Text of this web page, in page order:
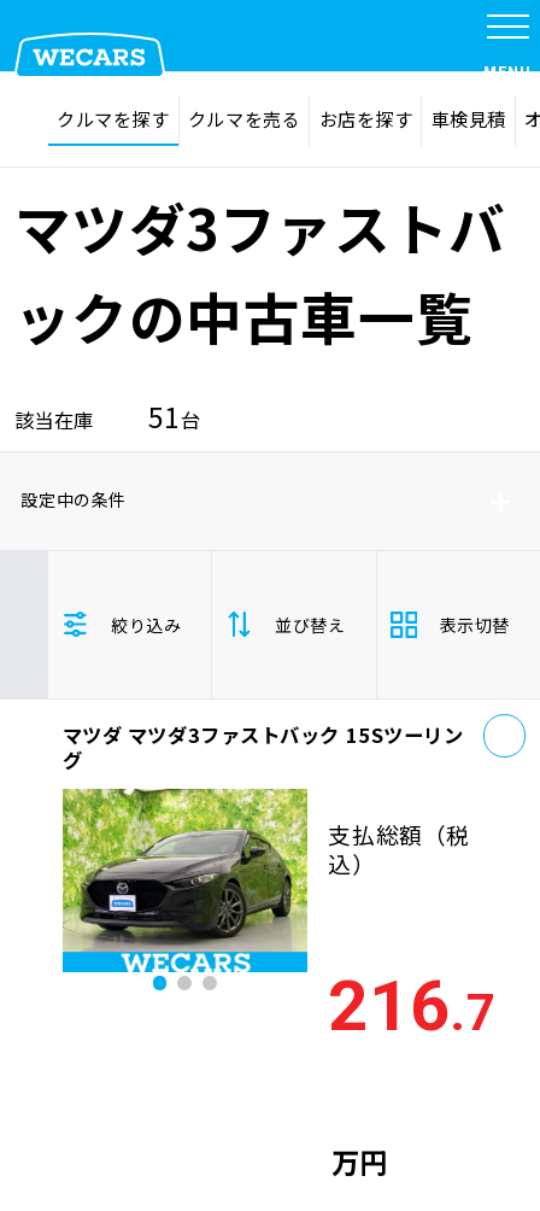
在庫検索 サイト内検索
MENU
クルマを探す
品質管理とサポート体制
お問い合わせ
企業情報 採用情報
0120-733-500
クルマを探す クルマを売る お店を探す 車検見積
マツダ3ファストバ
ックの中古車一覧
該当在庫 51台
設定中の条件
コンパクトカー
絞り込み 並び替え
支払総
安い順 高
年式 新しい順
走行距
離
少ない順
排気量 大きい順
表示切替
マツダ マツダ3ファストバック 15Sツーリン
グ
支払総額 （税
込）
216.7
万円